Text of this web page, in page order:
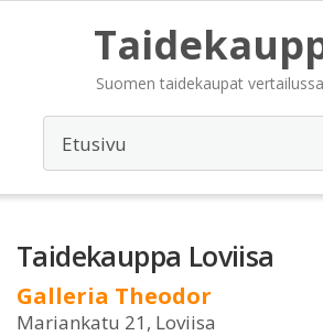
Suomen taidekaupat vertailussa
Taidekauppa Loviisa
Galleria Theodor
Mariankatu 21, Loviisa